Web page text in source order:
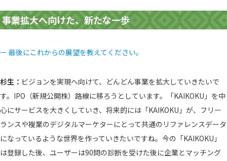
事業拡大へ向けた、新たな一歩
ー 最後にこれからの展望を教えてください。
杉生： ビジョンを実現へ向けて、どんどん事業を拡大していきたいで
す。IPO（新規公開株）路線に移ろうとしています。「KAIKOKU」を中
心にサービスを大きくしていき、将来的には「KAIKOKU」が、フリー
ランスや複業のデジタルマーケターにとって共通のリファレンスデータ
になっているような世界を作っていきたいですね。今の「KAIKOKU」
は登録した後、ユーザーは90問の診断を受けた後に企業とマッチング